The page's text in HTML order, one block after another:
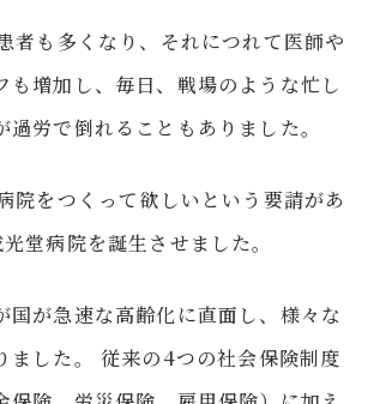
者も多くなり、それにつれて医師や
も増加し、毎日、戦場のような忙し
過労で倒れることもありました。
院をつくって欲しいという要請があ
堂病院を誕生させました。
国が急速な高齢化に直面し、様々な
ました。 従来の4つの社会保険制度